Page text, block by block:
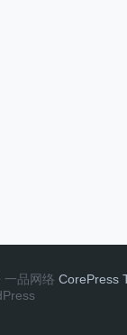
品网络 CorePress